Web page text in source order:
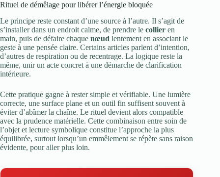
Rituel de démêlage pour libérer l’énergie bloquée
Le principe reste constant d’une source à l’autre. Il s’agit de
s’installer dans un endroit calme, de prendre le collier en
main, puis de défaire chaque nœud lentement en associant le
geste à une pensée claire. Certains articles parlent d’intention,
d’autres de respiration ou de recentrage. La logique reste la
même, unir un acte concret à une démarche de clarification
intérieure.
Cette pratique gagne à rester simple et vérifiable. Une lumière
correcte, une surface plane et un outil fin suffisent souvent à
éviter d’abîmer la chaîne. Le rituel devient alors compatible
avec la prudence matérielle. Cette combinaison entre soin de
l’objet et lecture symbolique constitue l’approche la plus
équilibrée, surtout lorsqu’un emmêlement se répète sans raison
évidente, pour aller plus loin.